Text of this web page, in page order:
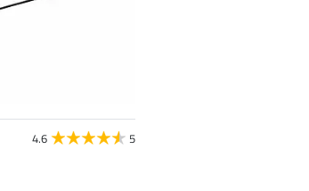
4.6 5